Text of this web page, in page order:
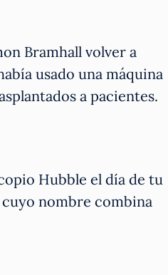
Bramhall volver a
usado una máquina
a pacientes.
Hubble el día de tu
cuyo nombre combina